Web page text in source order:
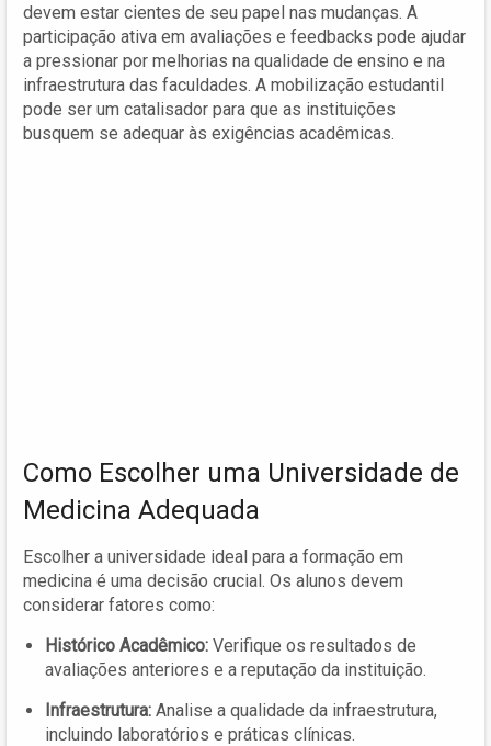
devem estar cientes de seu papel nas mudanças. A
participação ativa em avaliações e feedbacks pode ajudar
a pressionar por melhorias na qualidade de ensino e na
infraestrutura das faculdades. A mobilização estudantil
pode ser um catalisador para que as instituições
busquem se adequar às exigências acadêmicas.
Como Escolher uma Universidade de
Medicina Adequada
Escolher a universidade ideal para a formação em
medicina é uma decisão crucial. Os alunos devem
considerar fatores como:
Histórico Acadêmico: Verifique os resultados de
avaliações anteriores e a reputação da instituição.
Infraestrutura: Analise a qualidade da infraestrutura,
incluindo laboratórios e práticas clínicas.